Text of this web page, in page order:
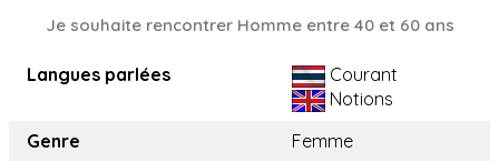
Je souhaite rencontrer Homme entre 40 et 60 ans
Langues parlées
Courant
Notions
Genre
Femme